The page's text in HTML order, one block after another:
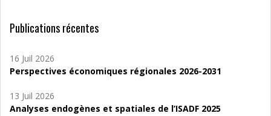
Publications récentes
16 Juil 2026
Perspectives économiques régionales 2026-2031
13 Juil 2026
Analyses endogènes et spatiales de l’ISADF 2025